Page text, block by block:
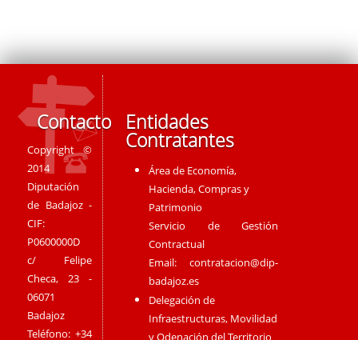
Contacto
Copyright ©
2014
Diputación
de Badajoz -
CIF:
P0600000D
c/ Felipe
Checa, 23 -
06071
Badajoz
Teléfono: +34
Entidades
Contratantes
Área de Economía,
Hacienda, Compras y
Patrimonio
Servicio de Gestión
Contractual
Email:contratacion@dip-
badajoz.es
Delegación de
Infraestructuras, Movilidad